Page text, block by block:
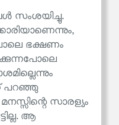
സംശയിച്ചു.
ഭക്ഷണം
പറഞ്ഞു
സാരള്യം
ആ